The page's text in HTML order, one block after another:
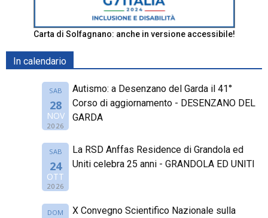
Carta di Solfagnano: anche in versione accessibile!
In calendario
SAB
28
NOV
2026
Autismo: a Desenzano del Garda il 41°
Corso di aggiornamento - DESENZANO DEL
GARDA
SAB
24
OTT
2026
La RSD Anffas Residence di Grandola ed
Uniti celebra 25 anni - GRANDOLA ED UNITI
DOM
X Convegno Scientifico Nazionale sulla